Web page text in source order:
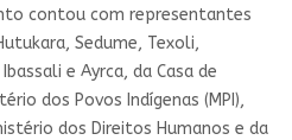
contou com representantes
Sedume, Texoli,
e Ayrca, da Casa de
dos Povos Indígenas (MPI),
dos Direitos Humanos e da